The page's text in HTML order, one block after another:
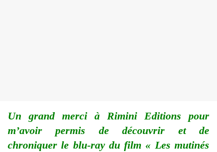
Un grand merci à Rimini Editions pour
m’avoir permis de découvrir et de
chroniquer le blu-ray du film « Les mutinés